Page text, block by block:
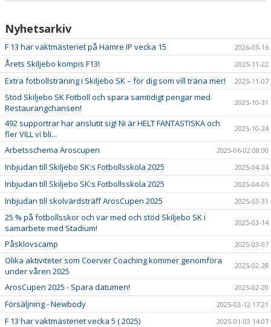
Nyhetsarkiv
F 13 har vaktmästeriet på Hamre IP vecka 15 2026-03-16
Årets Skiljebo kompis F13! 2025-11-22
Extra fotbollsträning i Skiljebo SK – för dig som vill träna mer! 2025-11-07
Stöd Skiljebo SK Fotboll och spara samtidigt pengar med
Restaurangchansen!
2025-10-31
492 supportrar har anslutit sig! Ni är HELT FANTASTISKA och
fler VILL vi bli...
2025-10-24
Arbetsschema Aroscupen 2025-06-02 08:00
Inbjudan till Skiljebo SK:s Fotbollsskola 2025 2025-04-24
Inbjudan till Skiljebo SK:s Fotbollsskola 2025 2025-04-05
Inbjudan till skolvärdsträff ArosCupen 2025 2025-03-31
25 % på fotbollsskor och var med och stöd Skiljebo SK i
samarbete med Stadium!
2025-03-14
Påsklovscamp 2025-03-07
Olika aktiviteter som Coerver Coaching kommer genomföra
under våren 2025
2025-02-28
ArosCupen 2025 - Spara datumen! 2025-02-20
Försäljning - Newbody 2025-02-12 17:21
F 13 har vaktmästeriet vecka 5 ( 2025) 2025-01-03 14:07